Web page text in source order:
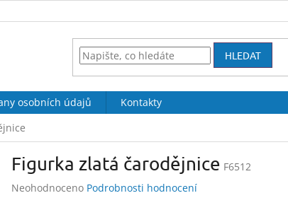
HLEDAT
osobních údajů
Kontakty
Figurka zlatá čarodějnice F6512
Průměrné
Neohodnoceno Podrobnosti hodnocení